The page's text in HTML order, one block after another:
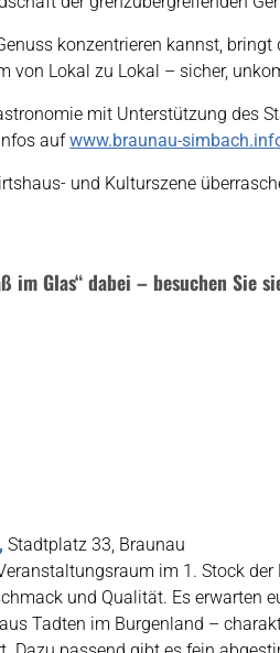
konzentrieren kannst, bringt
von Lokal zu Lokal – sicher,
mit Unterstützung des
aufwww.braunau-
und Kulturszene
im Glas“ dabei – besuchen Sie
Stadtplatz 33, Braunau
im 1. Stock der
und Qualität. Es erwarten
Tadten im Burgenland –